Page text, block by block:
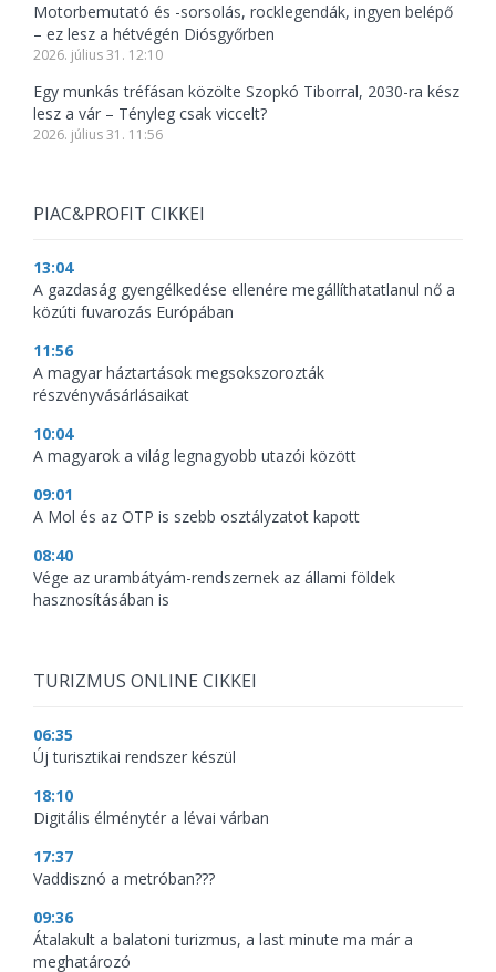
Motorbemutató és -sorsolás, rocklegendák, ingyen belépő
– ez lesz a hétvégén Diósgyőrben
2026. július 31. 12:10
Egy munkás tréfásan közölte Szopkó Tiborral, 2030-ra kész
lesz a vár – Tényleg csak viccelt?
2026. július 31. 11:56
PIAC&PROFIT CIKKEI
13:04
A gazdaság gyengélkedése ellenére megállíthatatlanul nő a
közúti fuvarozás Európában
11:56
A magyar háztartások megsokszorozták
részvényvásárlásaikat
10:04
A magyarok a világ legnagyobb utazói között
09:01
A Mol és az OTP is szebb osztályzatot kapott
08:40
Vége az urambátyám-rendszernek az állami földek
hasznosításában is
TURIZMUS ONLINE CIKKEI
06:35
Új turisztikai rendszer készül
18:10
Digitális élménytér a lévai várban
17:37
Vaddisznó a metróban???
09:36
Átalakult a balatoni turizmus, a last minute ma már a
meghatározó